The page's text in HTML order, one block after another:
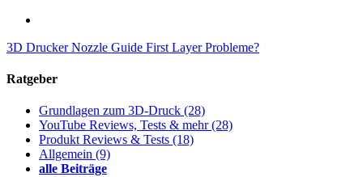
3D Drucker Nozzle Guide First Layer Probleme?
Ratgeber
Grundlagen zum 3D-Druck (28)
YouTube Reviews, Tests & mehr(28)
Produkt Reviews & Tests (18)
Allgemein (9)
alle Beiträge